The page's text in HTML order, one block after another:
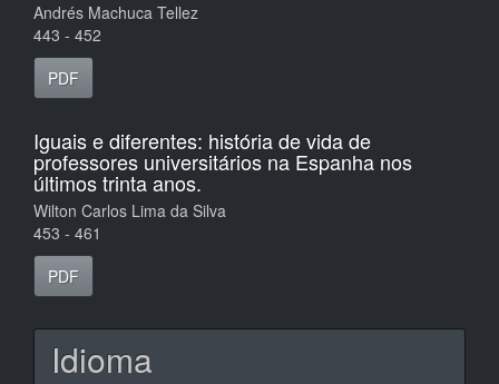
Andrés Machuca Tellez
443 - 452
PDF
Iguais e diferentes: história de vida de
professores universitários na Espanha nos
últimos trinta anos.
Wilton Carlos Lima da Silva
453 - 461
PDF
Idioma